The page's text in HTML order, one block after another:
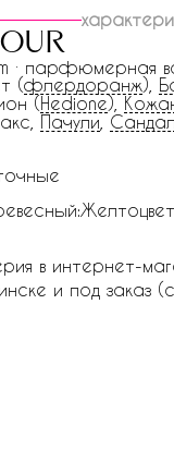
· парфюмерная
(флердоранж),
(Hedione),
Пачули Сандал
в интернет-
и под заказ